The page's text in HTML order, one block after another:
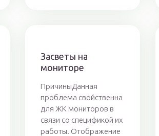
Засветы на
мониторе
ПричиныДанная
проблема свойственна
для ЖК мониторов в
связи со спецификой их
работы. Отображение